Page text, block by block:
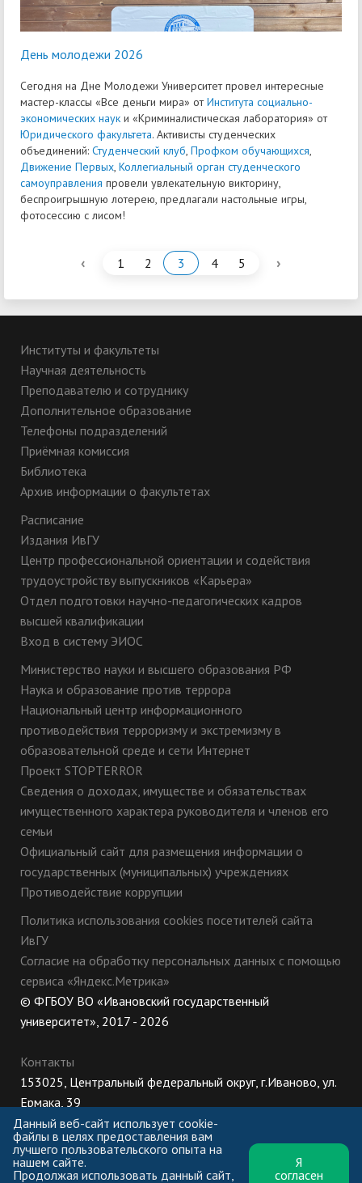
День молодежи 2026
Сегодня на Дне Молодежи Университет провел интересные
мастер-классы «Все деньги мира» отИнститута социально-
экономических наук и «Криминалистическая лаборатория» от
Юридического факультета. Активисты студенческих
объединений: Студенческий клуб Профком обучающихся
Движение Первых Коллегиальный орган студенческого
самоуправления провели увлекательную викторину,
беспроигрышную лотерею, предлагали настольные игры,
фотосессию с лисом!
‹ 1 2 3 4 5 ›
Институты и факультеты
Научная деятельность
Преподавателю и сотруднику
Дополнительное образование
Телефоны подразделений
Приёмная комиссия
Библиотека
Архив информации о факультетах
Расписание
Издания ИвГУ
Центр профессиональной ориентации и содействия
трудоустройству выпускников «Карьера»
Отдел подготовки научно-педагогических кадров
высшей квалификации
Вход в систему ЭИОС
Министерство науки и высшего образования РФ
Наука и образование против террора
Национальный центр информационного
противодействия терроризму и экстремизму в
образовательной среде и сети Интернет
Проект STOPTERROR
Сведения о доходах, имуществе и обязательствах
имущественного характера руководителя и членов его
семьи
Официальный сайт для размещения информации о
государственных (муниципальных) учреждениях
Противодействие коррупции
Политика использования cookies посетителей сайта
ИвГУ
Согласие на обработку персональных данных с помощью
сервиса «Яндекс.Метрика»
© ФГБОУ ВО «Ивановский государственный
университет», 2017 - 2026
Контакты
153025, Центральный федеральный округ, г.Иваново, ул.
Ермака, 39
8 (800) 222-56-86 (Приемная комиссия), +7 (4932) 32-62-
10 (Ректорат)
ПН-ЧТ: 8:30-17:00;
Данный веб-сайт использует cookie-
файлы в целях предоставления вам
лучшего пользовательского опыта на
нашем сайте.
Продолжая использовать данный сайт,
Я
согласен